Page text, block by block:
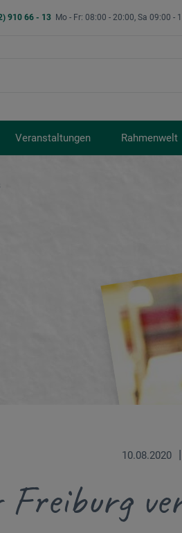
910 66 - 13 Mo - Fr: 08:00 - 20:00, Sa 09:00 -
Veranstaltungen Rahmenwelt
10.08.2020 |
Freiburg